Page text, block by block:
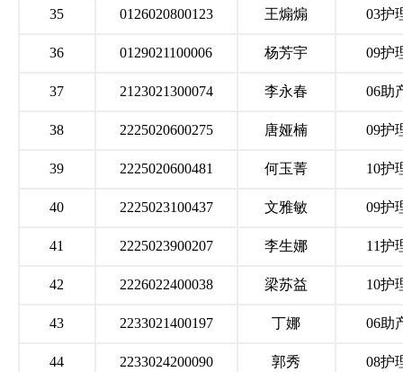
35 0126020800123 王煽煽 03护
36 0129021100006 杨芳宇 09护
37 2123021300074 李永春 06助
38 2225020600275 唐娅楠 09护
39 2225020600481 何玉菁 10护
40 2225023100437 文雅敏 09护
41 2225023900207 李生娜 11护
42 2226022400038 梁苏益 10护
43 2233021400197 丁娜 06助
44 2233024200090 郭秀 08护